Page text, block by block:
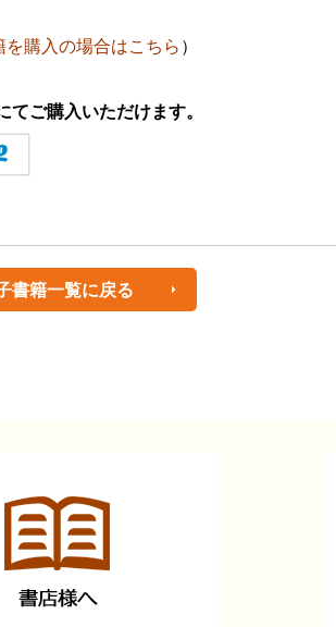
を購入の場合はこちら ）
ご購入いただけます。
書籍一覧に戻る